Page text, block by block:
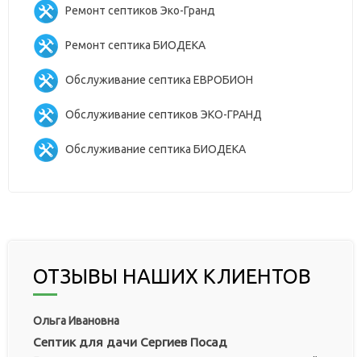
Ремонт септиков Эко-Гранд
Ремонт септика БИОДЕКА
Обслуживание септика ЕВРОБИОН
Обслуживание септиков ЭКО-ГРАНД
Обслуживание септика БИОДЕКА
ОТЗЫВЫ НАШИХ КЛИЕНТОВ
Ольга Ивановна
Септик для дачи Сергиев Посад